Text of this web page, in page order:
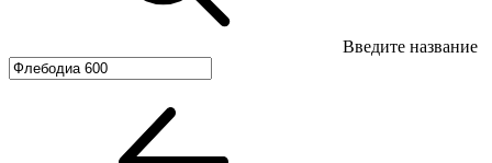
Введите название